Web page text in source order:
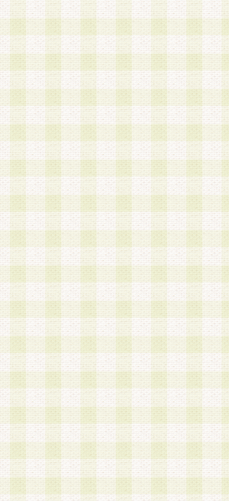
1.当社は、会員の登録情報に含まれる氏名・住所
アドレス等会員個人を識別できる情報を当社が別
シーポリシー
」に基づき適切に取り扱うものとし
は、当該個人情報を以下の各号に定める目的に利
す。なお、これら事項以外の目的で個人情報を利
かじめ会員の同意を得たうえで利用するものとし
a.本サービスの実施または運営
b.本サービスに係る謝礼、景品、調査サンプル品
c.会員からの電話、メール等の問い合わせなどへ
d.その他これらに付随する業務
2.当社は、会員個人を識別することのできる情報
会員情報を本人の承諾なく第三者に開示すること
人を識別できる情報について第三者に開示または
社は事前に会員本人の同意を得るものとします。
3.前項の定めに拘わらず、当社は、以下の目的に
意を 得ることなく、会員個人を識別できる情報
づき選定した委託業者に対して当社の責任におい
できるものとします。な お、当社は、当該委託
契約を締結しこれを遵守させるとともに、本規約
の注意をもって当該情報を使用させるものとし ま
a.本サービスに係る謝礼、景品、調査サンプル品
b.会員からの電話、メール等の問い合わせなどへ
c.モバイルリサーチ、またはグループ形式による
実施もしくは運営
d.その他これらに付随する業務
4.会員は、住所、電話番号その他の登録情報につ
合は、速やかに当社所定の変更手続きを行うもの
5.当社は、必要と認めた場合、会員に対して、電
手段により登録情報の対象者が会員登録者本人で
の内容が正確であること、アンケートの回答内容
うことができるものとます。
6.会員は、会員登録後当社が定期的に行う登録情
して、当社指定の期間内に更新手続きを行うもの
該期間内に更新手続きを行わない場合、その時点
発行したポイントは失効されるものとします。